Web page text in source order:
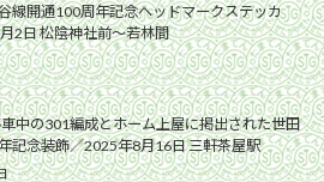
線開通100周年記念ヘッドマークステッカ
2日 松陰神社前〜若林間
中の301編成とホーム上屋に掲出された世田
記念装飾／2025年8月16日 三軒茶屋駅